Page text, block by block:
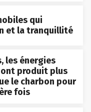
qui
et la tranquillité
les énergies
produit plus
le charbon pour
fois